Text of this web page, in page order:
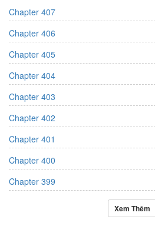
Chapter 407
Chapter 406
Chapter 405
Chapter 404
Chapter 403
Chapter 402
Chapter 401
Chapter 400
Chapter 399
Xem Thêm